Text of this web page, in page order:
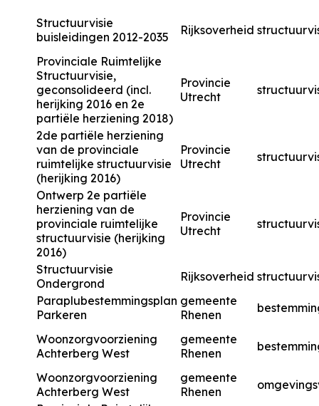
Structuurvisie
buisleidingen 2012-2035
Rijksoverheid
Provinciale Ruimtelijke
Structuurvisie,
geconsolideerd (incl.
herijking 2016 en 2e
partiële herziening 2018)
Provincie
Utrecht
2de partiële herziening
van de provinciale
ruimtelijke structuurvisie
(herijking 2016)
Provincie
Utrecht
Ontwerp 2e partiële
herziening van de
provinciale ruimtelijke
structuurvisie (herijking
2016)
Provincie
Utrecht
Structuurvisie
Ondergrond
Rijksoverheid
Paraplubestemmingsplan
Parkeren
gemeente
Rhenen
Woonzorgvoorziening
Achterberg West
gemeente
Rhenen
Woonzorgvoorziening
Achterberg West
gemeente
Rhenen